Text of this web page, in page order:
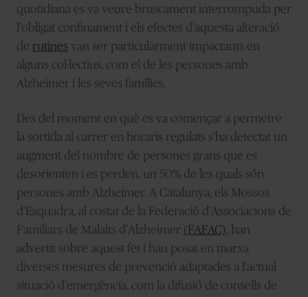
quotidiana es va veure bruscament interrompuda per
l'obligat confinament i els efectes d'aquesta alteració
de rutines van ser particularment impactants en
alguns col·lectius, com el de les persones amb
Alzheimer i les seves famílies.
Des del moment en què es va començar a permetre
la sortida al carrer en horaris regulats s'ha detectat un
augment del nombre de persones grans que es
desorienten i es perden, un 50% de les quals són
persones amb Alzheimer. A Catalunya, els Mossos
d'Esquadra, al costat de la Federació d'Associacions de
Familiars de Malalts d'Alzheimer (FAFAC), han
advertit sobre aquest fet i han posat en marxa
diverses mesures de prevenció adaptades a l'actual
situació d'emergència, com la difusió de consells de